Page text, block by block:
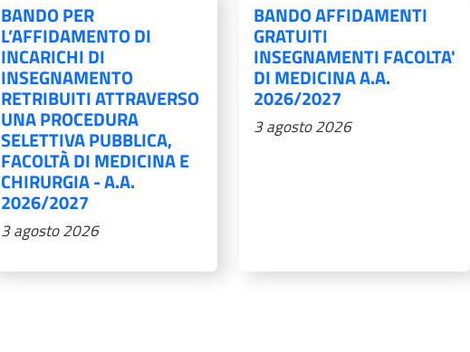
BANDO PER
L’AFFIDAMENTO DI
INCARICHI DI
INSEGNAMENTO
RETRIBUITI ATTRAVERSO
UNA PROCEDURA
SELETTIVA PUBBLICA,
FACOLTÀ DI MEDICINA E
CHIRURGIA - A.A.
2026/2027
3 agosto 2026
BANDO AFFIDAMENTI
GRATUITI
INSEGNAMENTI FACOLTA'
DI MEDICINA A.A.
2026/2027
3 agosto 2026